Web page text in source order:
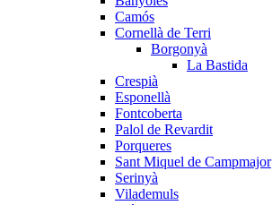
Camós
Cornellà de Terri
Borgonyà
La Bastida
Crespià
Esponellà
Fontcoberta
Palol de Revardit
Porqueres
Sant Miquel de Campmajor
Serinyà
Vilademuls